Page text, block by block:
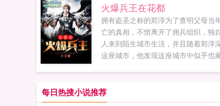
想，自己嫁的那个男人，可是一个惊天
泣鬼神的超级大帅哥，而且性格也不
界所传言的那样。她，肤白貌美大长
妖娆性感小红嘴，是所有男人最钟爱
一款。他，天翼集团总裁，传闻他雷
行，不苟言笑，手段阴狠，人称冷面
po18nlpo1⒏υip...
火爆兵王在花都
拥有盗圣之称的郑淳为了查明父母当
亡的真相，不惜离开了佣兵组织，独
人来到陌生城市生活，并且随着郑淳
这座城市，他发现这座城市中似乎也
每日热搜小说推荐